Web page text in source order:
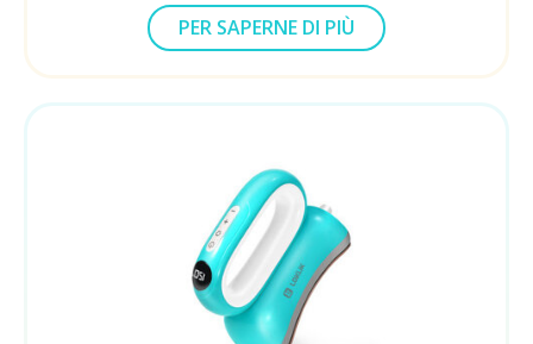
PER SAPERNE DI PIÙ
SUL LOKLIK
AUTO TUMBLER HEAT PRESS